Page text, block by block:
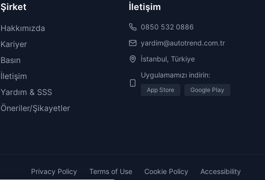
Şirket
Hakkımızda
Kariyer
Basın
İletişim
Yardım & SSS
Öneriler/Şikayetler
İletişim
0850 532 0886
yardim@autotrend.com.tr
İstanbul, Türkiye
Uygulamamızı indirin:
App Store Google Play
Privacy Policy Terms of Use Cookie Policy Accessibility